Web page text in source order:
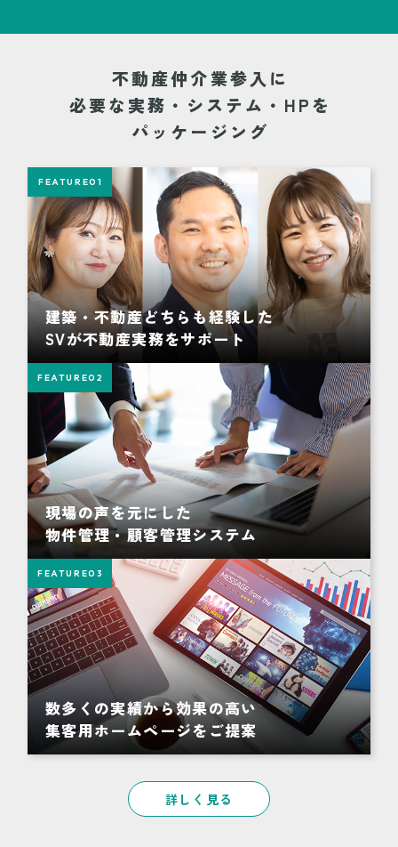
不動産仲介業参入に
必要な実務・システム・HPを
パッケージング
FEATURE01
建築・不動産どちらも経験した
SVが不動産実務をサポート
FEATURE02
現場の声を元にした
物件管理・顧客管理システム
FEATURE03
数多くの実績から効果の高い
集客用ホームページをご提案
詳しく見る